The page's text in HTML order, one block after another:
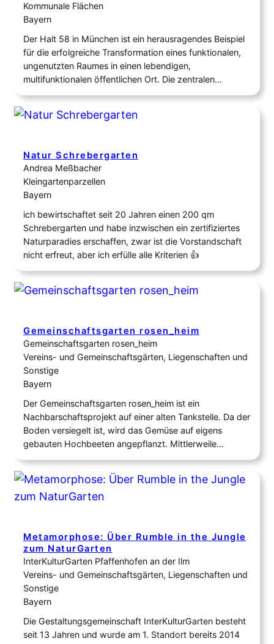
Kommunale Flächen
Bayern
Der Halt 58 in München ist ein herausragendes Beispiel
für die erfolgreiche Transformation eines funktionalen,
ungenutzten Raumes in einen lebendigen,
multifunktionalen öffentlichen Ort. Die zentralen
Erfolgsfaktoren dieses Projekts liegen in dem starken
bürgerschaftlichen Engagement der Bürgerinitiative
Mehr Platz zum Leben mit der aktiven Einbindung von
Natur Schrebergarten
Andrea Meßbacher
Kleingartenparzellen
Bayern
ich bewirtschaftet seit 20 Jahren einen 200 qm
Schrebergarten und habe inzwischen ein zertifiziertes
Naturparadies erschaffen, zwar ist die Vorstandschaft
nicht erfreut, aber ich erfülle alle Kriterien 👍
Gemeinschaftsgarten rosen_heim
Gemeinschaftsgarten rosen_heim
Vereins- und Gemeinschaftsgärten, Liegenschaften und
Sonstige
Bayern
Der Gemeinschaftsgarten rosen_heim ist ein
Nachbarschaftsprojekt auf einer alten Tankstelle. Da der
Boden versiegelt ist, wird das Gemüse auf eigens
gebauten Hochbeeten angepflanzt. Mittlerweile
gedeihen viele verschiedene Gemüsesorten auf der
einstigen Brachfläche. Nachbar*innen gestalten den
Garten mit viel Liebe zum Detail und somit entstand
auch eine kleine Wasseroase. Durch die Mithilfe aller ist
Metamorphose: Über Rumble in the Jungle
zum NaturGarten
InterKulturGarten Pfaffenhofen an der Ilm
Vereins- und Gemeinschaftsgärten, Liegenschaften und
Sonstige
Bayern
Die Gestaltungsgemeinschaft InterKulturGarten besteht
seit 13 Jahren und wurde am 1. Standort bereits 2014